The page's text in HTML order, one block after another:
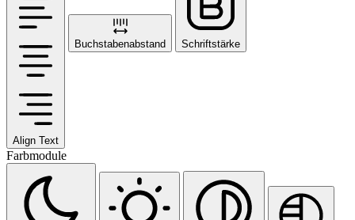
Align Text
Buchstabenabstand Schriftstärke
Farbmodule